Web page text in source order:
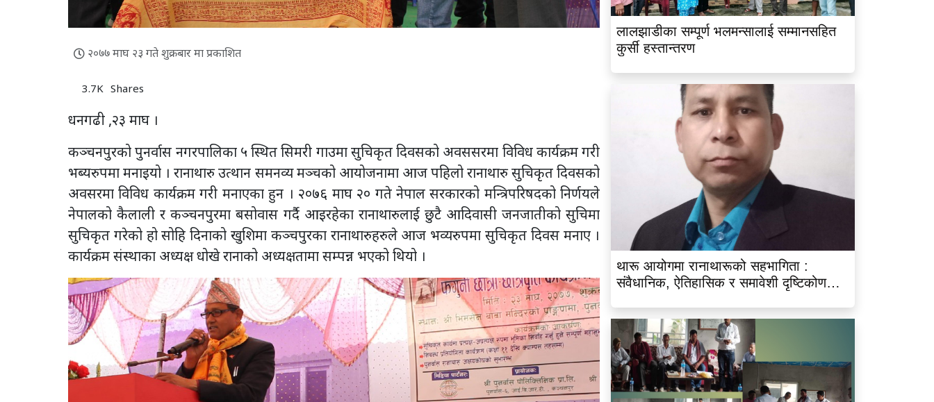
२०७७ माघ २३ गते शुक्रबार मा प्रकाशित
3.7K Shares
धनगढी ,२३ माघ ।
कञ्चनपुरको पुनर्वास नगरपालिका ५ स्थित सिमरी गाउमा सुचिकृत दिवसको अवससरमा विविध कार्यक्रम गरी
भब्यरुपमा मनाइयो । रानाथारु उत्थान समनव्य मञ्चको आयोजनामा आज पहिलो रानाथारु सुचिकृत दिवसको
अवसरमा विविध कार्यक्रम गरी मनाएका हुन । २०७६ माघ २० गते नेपाल सरकारको मन्त्रिपरिषदको निर्णयले
नेपालको कैलाली र कञ्चनपुरमा बसोवास गर्दै आइरहेका रानाथारुलाई छुटै आदिवासी जनजातीको सुचिमा
सुचिकृत गरेको हो सोहि दिनाको खुशिमा कञ्चपुरका रानाथारुहरुले आज भव्यरुपमा सुचिकृत दिवस मनाए ।
कार्यक्रम संस्थाका अध्यक्ष धोखे रानाको अध्यक्षतामा सम्पन्न भएको थियो ।
लालझाडीका सम्पूर्ण भलमन्सालाई सम्मानसहित
कुर्सी हस्तान्तरण
थारू आयोगमा रानाथारूको सहभागिता :
संवैधानिक, ऐतिहासिक र समावेशी दृष्टिकोणबाट